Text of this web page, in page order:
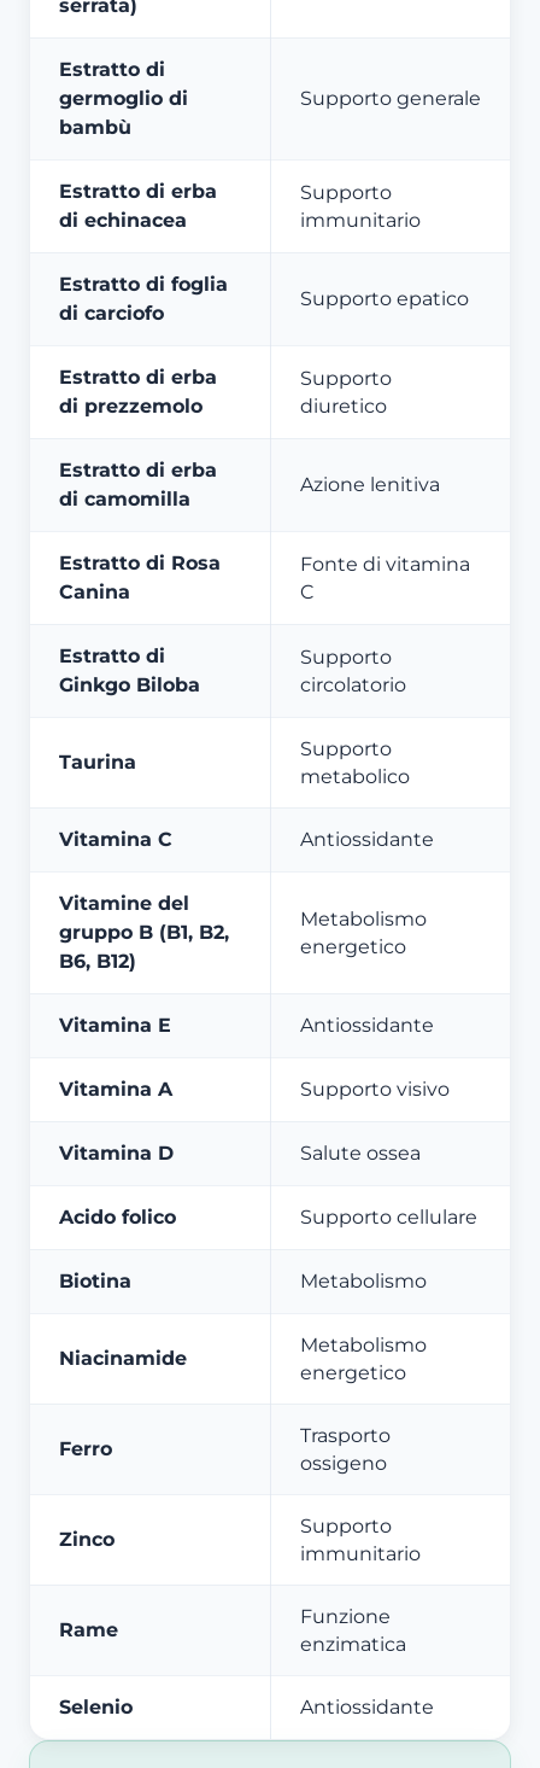
serrata)
Estratto di
germoglio di
bambù
Supporto generale
Estratto di erba
di echinacea
Supporto
immunitario
Estratto di foglia
di carciofo
Supporto epatico
Estratto di erba
di prezzemolo
Supporto
diuretico
Estratto di erba
di camomilla
Azione lenitiva
Estratto di Rosa
Canina
Fonte di vitamina
C
Estratto di
Ginkgo Biloba
Supporto
circolatorio
Taurina
Supporto
metabolico
Vitamina C Antiossidante
Vitamine del
gruppo B (B1, B2,
B6, B12)
Metabolismo
energetico
Vitamina E Antiossidante
Vitamina A Supporto visivo
Vitamina D Salute ossea
Acido folico Supporto cellulare
Biotina Metabolismo
Niacinamide
Metabolismo
energetico
Ferro
Trasporto
ossigeno
Zinco
Supporto
immunitario
Rame
Funzione
enzimatica
Selenio Antiossidante